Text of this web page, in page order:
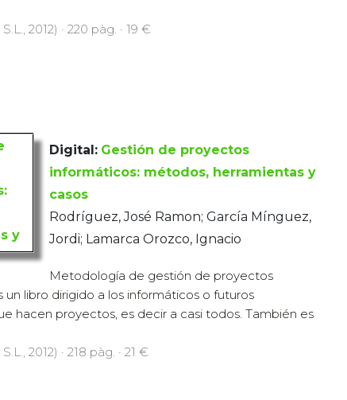
2012) · 220 pàg. · 19 €
Digital: Gestión de proyectos
informáticos: métodos, herramientas y
casos
Rodríguez, José Ramon; García Mínguez,
Jordi; Lamarca Orozco, Ignacio
Metodología de gestión de proyectos
un libro dirigido a los informáticos o futuros
hacen proyectos, es decir a casi todos. También es
2012) · 218 pàg. · 21 €